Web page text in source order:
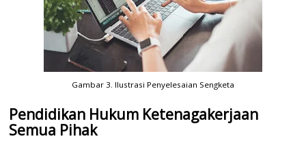
Gambar 3. Ilustrasi Penyelesaian Sengketa
Pendidikan Hukum Ketenagakerjaan
Semua Pihak